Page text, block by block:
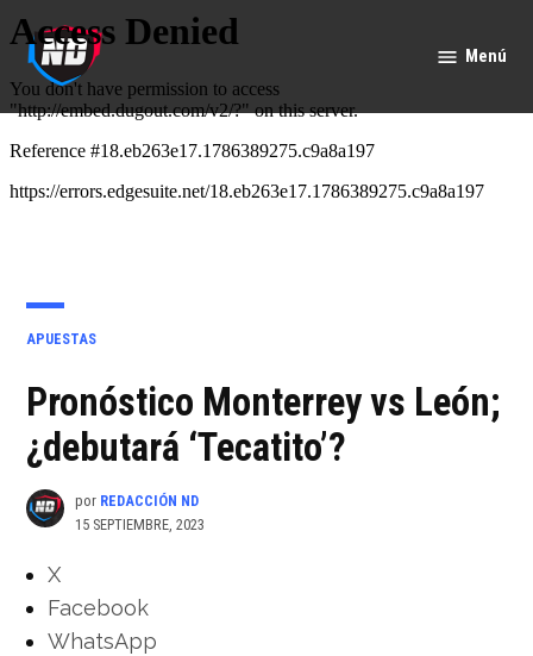
Saltar
al
contenido
Deportes
Menú
PUBLICADO
APUESTAS
Pronóstico Monterrey vs León;
¿debutará ‘Tecatito’?
por REDACCIÓN ND
15 SEPTIEMBRE, 2023
X
Facebook
WhatsApp